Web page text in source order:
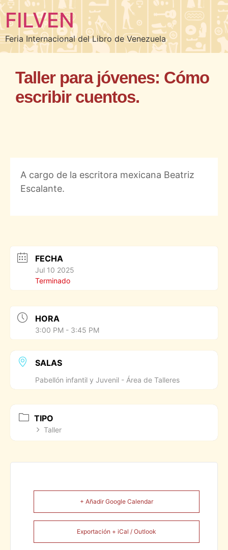
FILVEN
Feria Internacional del Libro de Venezuela
Taller para jóvenes: Cómo
escribir cuentos.
A cargo de la escritora mexicana Beatriz
Escalante.
FECHA
Jul 10 2025
Terminado
HORA
3:00 PM - 3:45 PM
SALAS
Pabellón infantil y Juvenil - Área de Talleres
TIPO
Taller
+ Añadir Google Calendar
Exportación + iCal / Outlook